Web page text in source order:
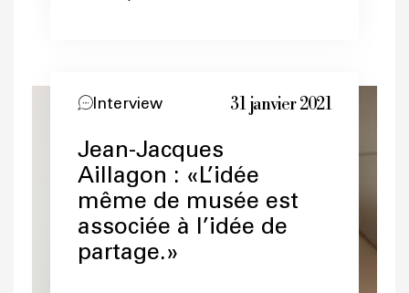
Interview 31 janvier 2021
Jean-Jacques
Aillagon : «L’idée
même de musée est
associée à l’idée de
partage.»